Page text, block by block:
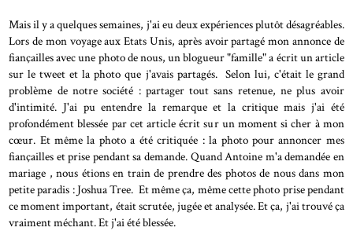
Mais il y a quelques semaines, j'ai eu deux expériences plutôt désagréables.
Lors de mon voyage aux Etats Unis, après avoir partagé mon annonce de
fiançailles avec une photo de nous, un blogueur "famille" a écrit un article
sur le tweet et la photo que j'avais partagés. Selon lui, c'était le grand
problème de notre société : partager tout sans retenue, ne plus avoir
d'intimité. J'ai pu entendre la remarque et la critique mais j'ai été
profondément blessée par cet article écrit sur un moment si cher à mon
cœur. Et même la photo a été critiquée : la photo pour annoncer mes
fiançailles et prise pendant sa demande. Quand Antoine m'a demandée en
mariage , nous étions en train de prendre des photos de nous dans mon
petite paradis : Joshua Tree. Et même ça, même cette photo prise pendant
ce moment important, était scrutée, jugée et analysée. Et ça, j'ai trouvé ça
vraiment méchant. Et j'ai été blessée.